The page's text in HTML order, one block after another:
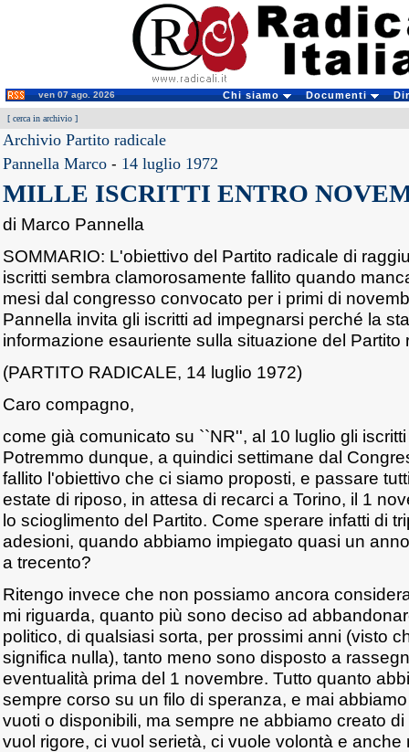
ven 07 ago. 2026 Chi siamo Documenti
[ cerca in archivio ]
Archivio Partito radicale
Pannella Marco - 14 luglio 1972
MILLE ISCRITTI ENTRO
di Marco Pannella
SOMMARIO: L'obiettivo del Partito radicale di
iscritti sembra clamorosamente fallito quando
mesi dal congresso convocato per i primi di
Pannella invita gli iscritti ad impegnarsi perché la
informazione esauriente sulla situazione del Partito
(PARTITO RADICALE, 14 luglio 1972)
Caro compagno,
come già comunicato su ``NR'', al 10 luglio gli
Potremmo dunque, a quindici settimane dal
fallito l'obiettivo che ci siamo proposti, e passare
estate di riposo, in attesa di recarci a Torino, il 1
lo scioglimento del Partito. Come sperare infatti di
adesioni, quando abbiamo impiegato quasi un
a trecento?
Ritengo invece che non possiamo ancora
mi riguarda, quanto più sono deciso ad
politico, di qualsiasi sorta, per prossimi anni (visto
significa nulla), tanto meno sono disposto a
eventualità prima del 1 novembre. Tutto quanto
sempre corso su un filo di speranza, e mai
vuoti o disponibili, ma sempre ne abbiamo creato
vuol rigore, ci vuol serietà, ci vuole volontà e anche